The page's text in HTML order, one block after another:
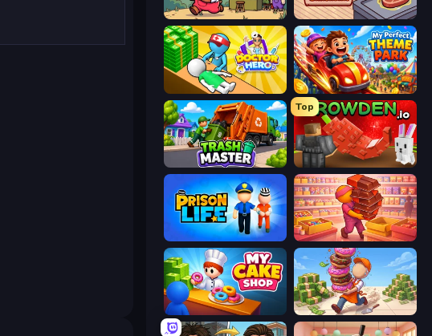
Capy Cafe Cat Snack Bar
Doctor Hero My Perfect Theme Park
Trash Master
Top
Grow A Garden | Growden.io
Prison Life Candy Packing Store
My Cake Shop Donut Place